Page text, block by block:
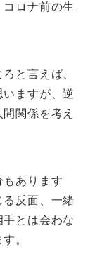
ロナ前の生
と言えば、
ますが、逆
関係を考え
もあります
反面、一緒
とは会わな
。